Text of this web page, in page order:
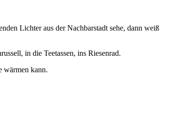
Lichter aus der Nachbarstadt sehe, dann weiß
in die Teetassen, ins Riesenrad.
wärmen kann.